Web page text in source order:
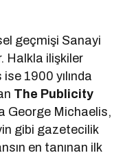
geçmişi Sanayi
Halkla ilişkiler
1900 yılında
The Publicity
George Michaelis,
gibi gazetecilik
en tanınan ilk